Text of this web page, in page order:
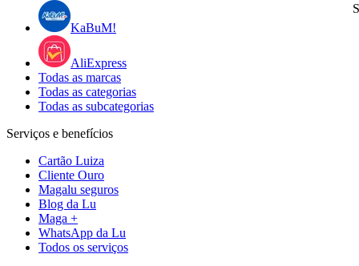
KaBuM!
AliExpress
Todas as marcas
Todas as categorias
Todas as subcategorias
Serviços e benefícios
Cartão Luiza
Cliente Ouro
Magalu seguros
Blog da Lu
Maga +
WhatsApp da Lu
Todos os serviços